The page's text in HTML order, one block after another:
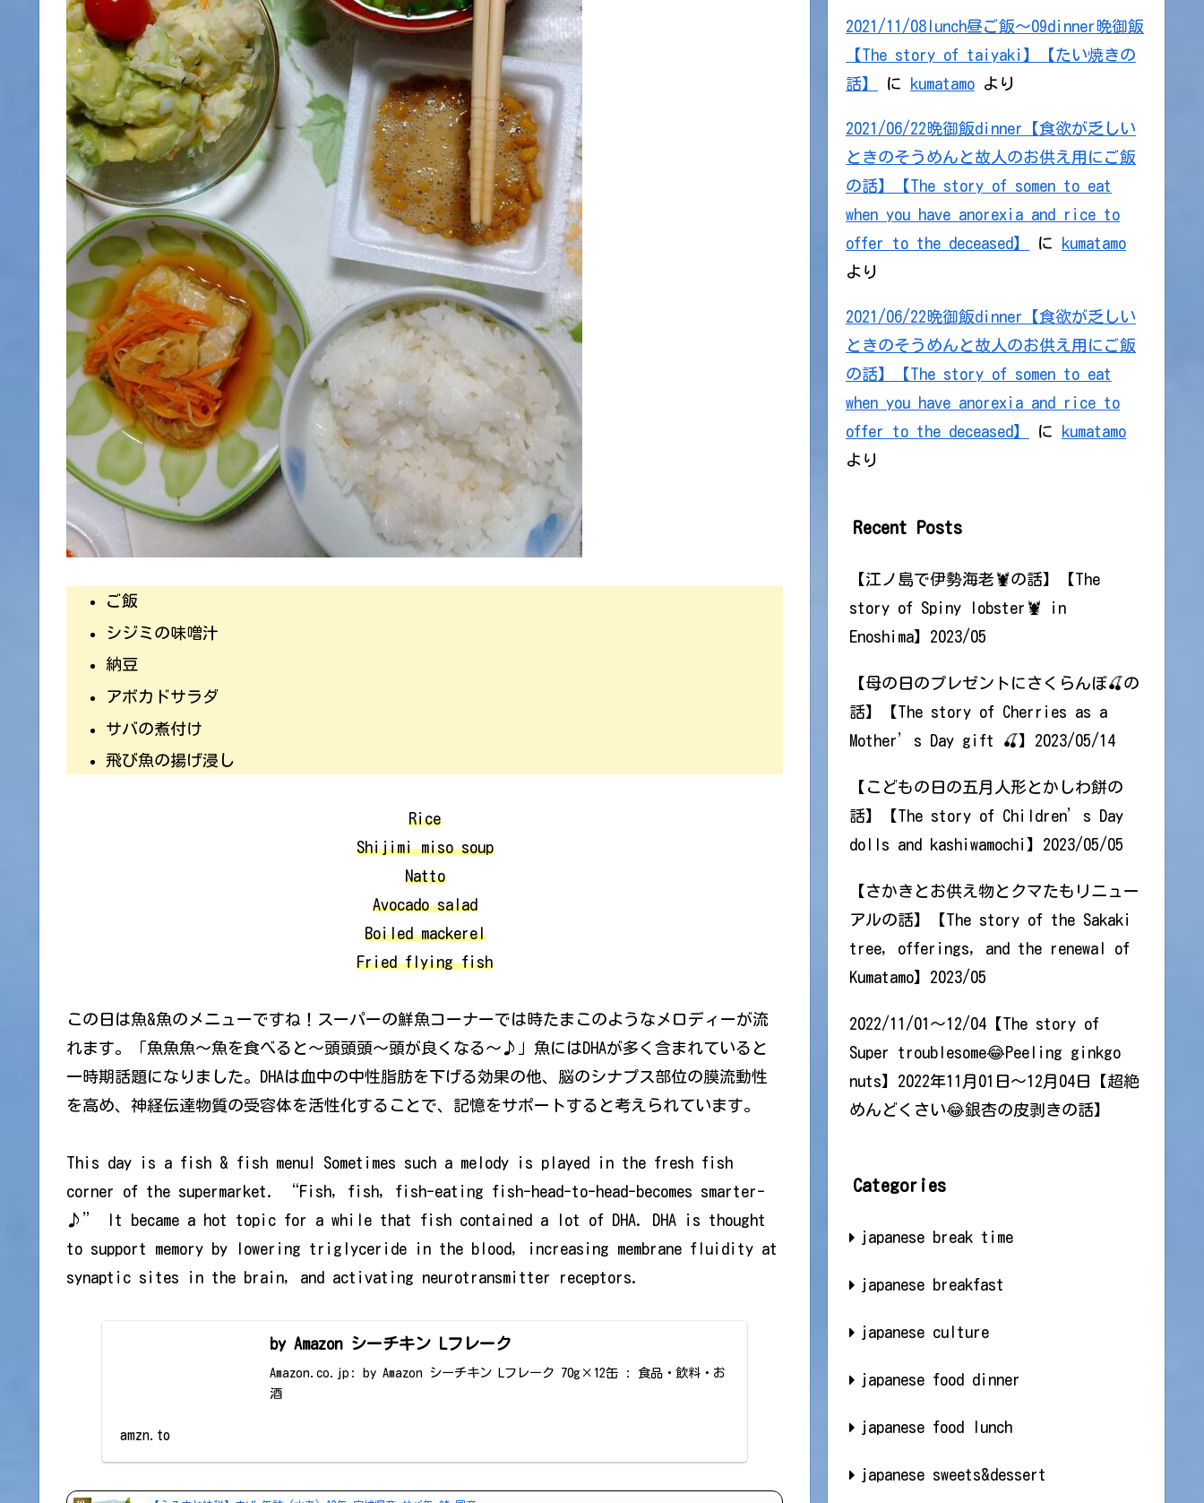
ご飯
シジミの味噌汁
納豆
アボカドサラダ
サバの煮付け
飛び魚の揚げ浸し
Rice
Shijimi miso soup
Natto
Avocado salad
Boiled mackerel
Fried flying fish
この日は魚&魚のメニューですね！スーパーの鮮魚コーナーでは時たまこのようなメロディーが流
れます。「魚魚魚～魚を食べると～頭頭頭～頭が良くなる～♪」魚にはDHAが多く含まれていると
一時期話題になりました。DHAは血中の中性脂肪を下げる効果の他、脳のシナプス部位の膜流動性
を高め、神経伝達物質の受容体を活性化することで、記憶をサポートすると考えられています。
This day is a fish & fish menu! Sometimes such a melody is played in the fresh fish
corner of the supermarket. “Fish, fish, fish-eating fish-head-to-head-becomes smarter-
♪” It became a hot topic for a while that fish contained a lot of DHA. DHA is thought
to support memory by lowering triglyceride in the blood, increasing membrane fluidity at
synaptic sites in the brain, and activating neurotransmitter receptors.
by Amazon シーチキン Lフレーク
Amazon.co.jp: by Amazon シーチキン Lフレーク 70g×12缶 : 食品・飲料・お
酒
amzn.to
2021/11/08lunch昼ご飯～09dinner晩御飯
【The story of taiyaki】【たい焼きの
話】
に kumatamo より
2021/06/22晩御飯dinner【食欲が乏しい
ときのそうめんと故人のお供え用にご飯
の話】【The story of somen to eat
when you have anorexia and rice to
offer to the deceased】
に
kumatamo
より
2021/06/22晩御飯dinner【食欲が乏しい
ときのそうめんと故人のお供え用にご飯
の話】【The story of somen to eat
when you have anorexia and rice to
offer to the deceased】
に
kumatamo
より
Recent Posts
【江ノ島で伊勢海老🦞の話】【The
story of Spiny lobster🦞 in
Enoshima】2023/05
【母の日のプレゼントにさくらんぼ🍒の
話】【The story of Cherries as a
Mother’s Day gift 🍒】2023/05/14
【こどもの日の五月人形とかしわ餅の
話】【The story of Children’s Day
dolls and kashiwamochi】2023/05/05
【さかきとお供え物とクマたもリニュー
アルの話】【The story of the Sakaki
tree, offerings, and the renewal of
Kumatamo】2023/05
2022/11/01～12/04【The story of
Super troublesome😂Peeling ginkgo
nuts】2022年11月01日～12月04日【超絶
めんどくさい😂銀杏の皮剥きの話】
Categories
japanese break time
japanese breakfast
japanese culture
japanese food dinner
japanese food lunch
japanese sweets&dessert